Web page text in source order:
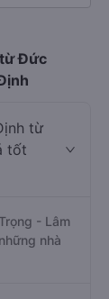
Đức
từ
tốt
- Lâm
nhà